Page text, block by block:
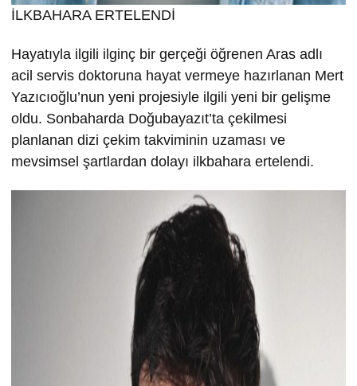
İLKBAHARA ERTELENDİ
Hayatıyla ilgili ilginç bir gerçeği öğrenen Aras adlı
acil servis doktoruna hayat vermeye hazırlanan Mert
Yazıcıoğlu’nun yeni projesiyle ilgili yeni bir gelişme
oldu. Sonbaharda Doğubayazıt’ta çekilmesi
planlanan dizi çekim takviminin uzaması ve
mevsimsel şartlardan dolayı ilkbahara ertelendi.